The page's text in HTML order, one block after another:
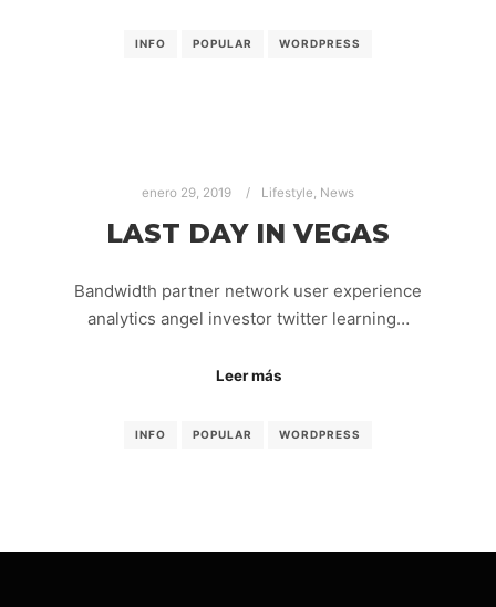
INFO POPULAR WORDPRESS
enero 29, 2019 Lifestyle, News
LAST DAY IN VEGAS
Bandwidth partner network user experience
analytics angel investor twitter learning…
Leer más
INFO POPULAR WORDPRESS